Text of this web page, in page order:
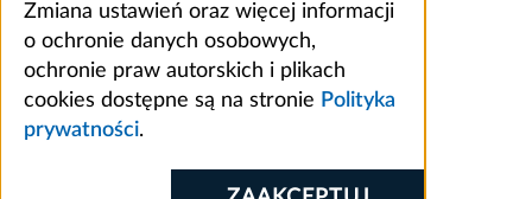
Zmiana ustawień oraz więcej informacji
o ochronie danych osobowych,
ochronie praw autorskich i plikach
cookies dostępne są na stronie Polityka
prywatności.